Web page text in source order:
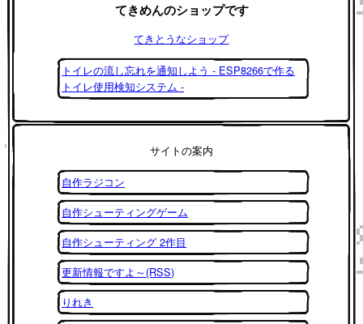
てきめんのショップです
てきとうなショップ
トイレの流し忘れを通知しよう - ESP8266で作る
トイレ使用検知システム -
サイトの案内
自作ラジコン
自作シューティングゲーム
自作シューティング 2作目
更新情報ですよ～(RSS)
りれき